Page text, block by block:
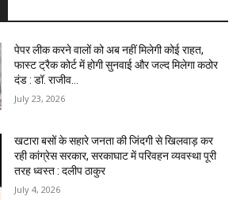
पेपर लीक करने वालों को अब नहीं मिलेगी कोई राहत,
फास्ट ट्रैक कोर्ट में होगी सुनवाई और जल्द मिलेगा कठोर
दंड : डॉ. राजीव...
July 23, 2026
खटारा बसों के सहारे जनता की जिंदगी से खिलवाड़ कर
रही कांग्रेस सरकार, सरकाघाट में परिवहन व्यवस्था पूरी
तरह ध्वस्त : दलीप ठाकुर
July 4, 2026